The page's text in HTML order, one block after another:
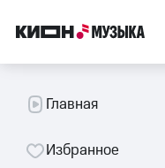
Главная
Избранное